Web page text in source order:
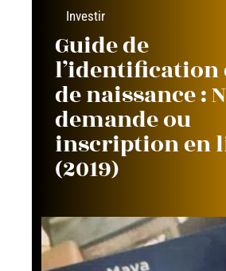
Investir
Guide de
l’identification
de naissance :
demande ou
inscription en
(2019)